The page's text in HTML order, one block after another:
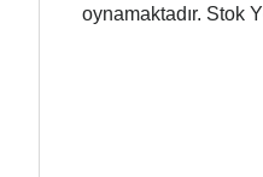
oynamaktadır. Stok